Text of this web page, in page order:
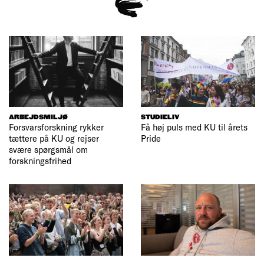
ARBEJDSMILJØ
Forsvarsforskning rykker
tættere på KU og rejser
svære spørgsmål om
forskningsfrihed
STUDIELIV
Få høj puls med KU til årets
Pride